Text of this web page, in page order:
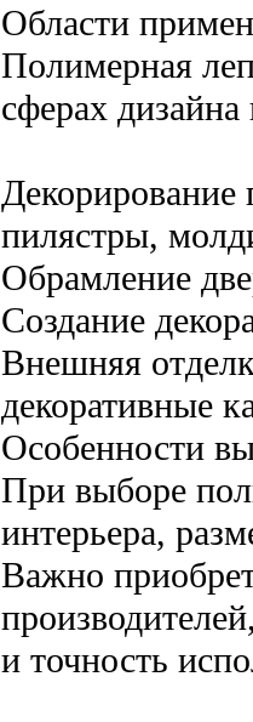
Области
Полимерная
сферах дизайна
Декорирование
пилястры,
Обрамление
Создание
Внешняя
декоративные
Особенности
При выборе
интерьера,
Важно
и точность